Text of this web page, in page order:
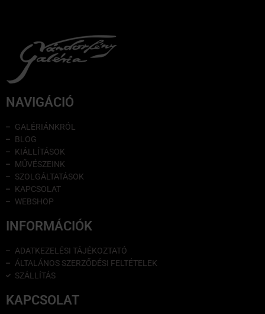
NAVIGÁCIÓ
GALÉRIÁNKRÓL
BLOG
KIÁLLÍTÁSOK
MŰVÉSZEINK
SZOLGÁLTATÁSOK
KAPCSOLAT
WEBSHOP
INFORMÁCIÓK
ADATKEZELÉSI TÁJÉKOZTATÓ
ÁLTALÁNOS SZERZŐDÉSI FELTÉTELEK
SZÁLLÍTÁS
KAPCSOLAT